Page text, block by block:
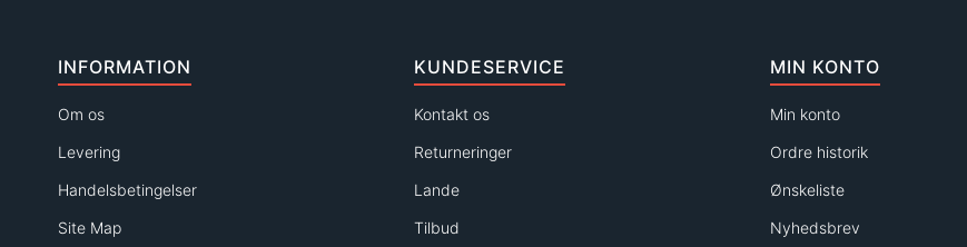
INFORMATION
Om os
Levering
Handelsbetingelser
Site Map
KUNDESERVICE
Kontakt os
Returneringer
Lande
Tilbud
MIN KONTO
Min konto
Ordre historik
Ønskeliste
Nyhedsbrev